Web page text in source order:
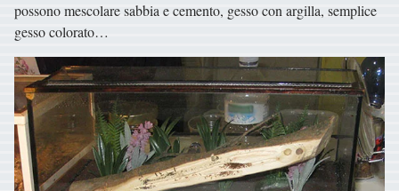
possono mescolare sabbia e cemento, gesso con argilla, semplice
gesso colorato…